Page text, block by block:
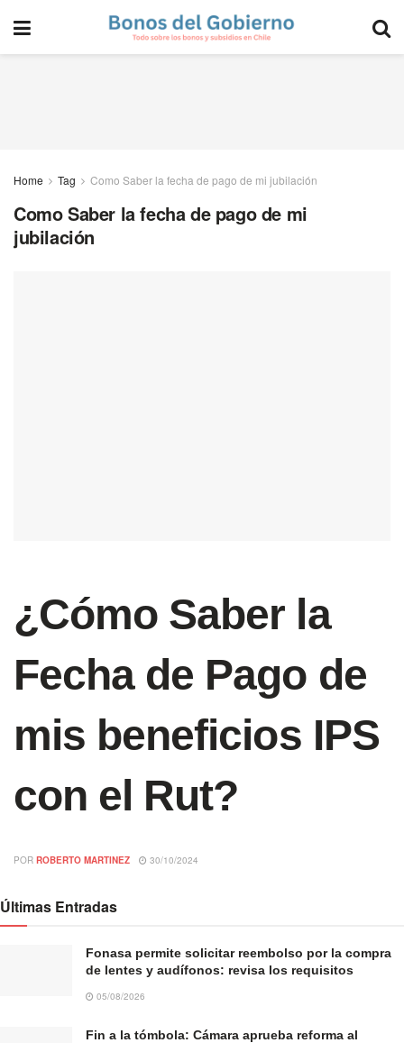
Home Tag Como Saber la fecha de pago de mi jubilación
Como Saber la fecha de pago de mi
jubilación
¿Cómo Saber la
Fecha de Pago de
mis beneficios IPS
con el Rut?
POR ROBERTO MARTINEZ 30/10/2024
Últimas Entradas
Fonasa permite solicitar reembolso por la compra
de lentes y audífonos: revisa los requisitos
05/08/2026
Fin a la tómbola: Cámara aprueba reforma al